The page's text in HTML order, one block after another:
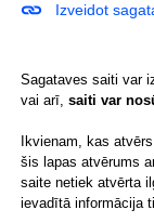
Izveidot
Sagataves saiti var
vai arī, saiti var
Ikvienam, kas
šis lapas atvērums
saite netiek atvērta
ievadītā informācija